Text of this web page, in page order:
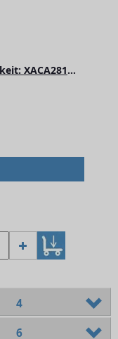
Hängetaster mit 1 Geschwindigkeit: XACA2814 S+Ö+Not-Aus1L
4
6